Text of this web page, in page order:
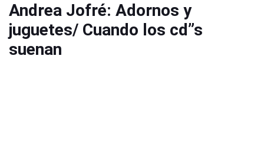
Andrea Jofré: Adornos y
juguetes/ Cuando los cd”s
suenan